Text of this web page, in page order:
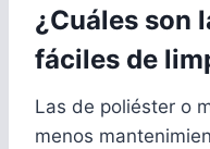
¿Cuáles son
fáciles de
Las de poliéster o
menos